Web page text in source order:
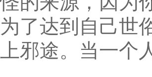
为了达到自己世
上邪途。当一个